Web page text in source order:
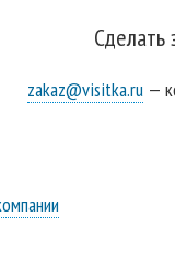
Сделать
zakaz@visitka.ru —